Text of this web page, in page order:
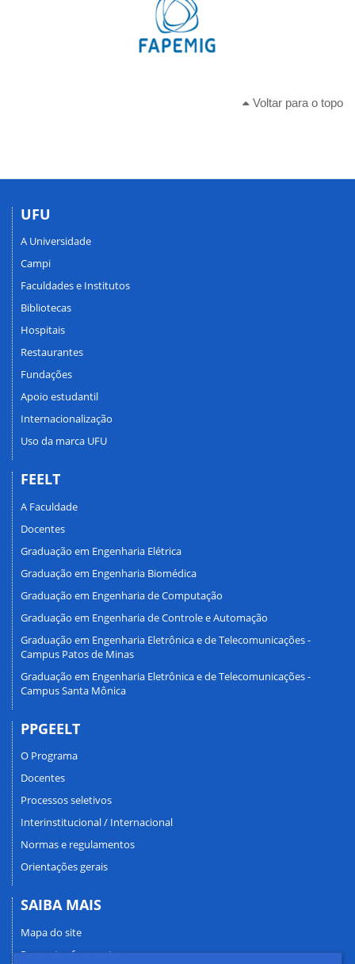
Voltar para o topo
UFU
A Universidade
Campi
Faculdades e Institutos
Bibliotecas
Hospitais
Restaurantes
Fundações
Apoio estudantil
Internacionalização
Uso da marca UFU
FEELT
A Faculdade
Docentes
Graduação em Engenharia Elétrica
Graduação em Engenharia Biomédica
Graduação em Engenharia de Computação
Graduação em Engenharia de Controle e Automação
Graduação em Engenharia Eletrônica e de Telecomunicações -
Campus Patos de Minas
Graduação em Engenharia Eletrônica e de Telecomunicações -
Campus Santa Mônica
PPGEELT
O Programa
Docentes
Processos seletivos
Interinstitucional / Internacional
Normas e regulamentos
Orientações gerais
SAIBA MAIS
Mapa do site
Perguntas frequentes